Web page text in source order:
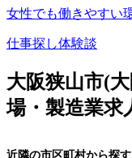
女性でも働きやすい
仕事探し体験談
大阪狭山市(
場・製造業求
近隣の市区町村から探す